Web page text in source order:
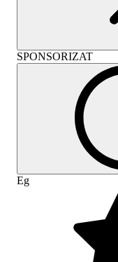
SPONSORIZAT
Eg